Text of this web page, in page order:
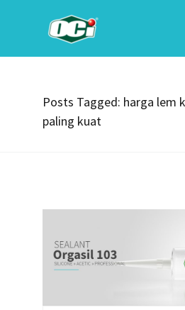
Posts Tagged: harga lem
paling kuat